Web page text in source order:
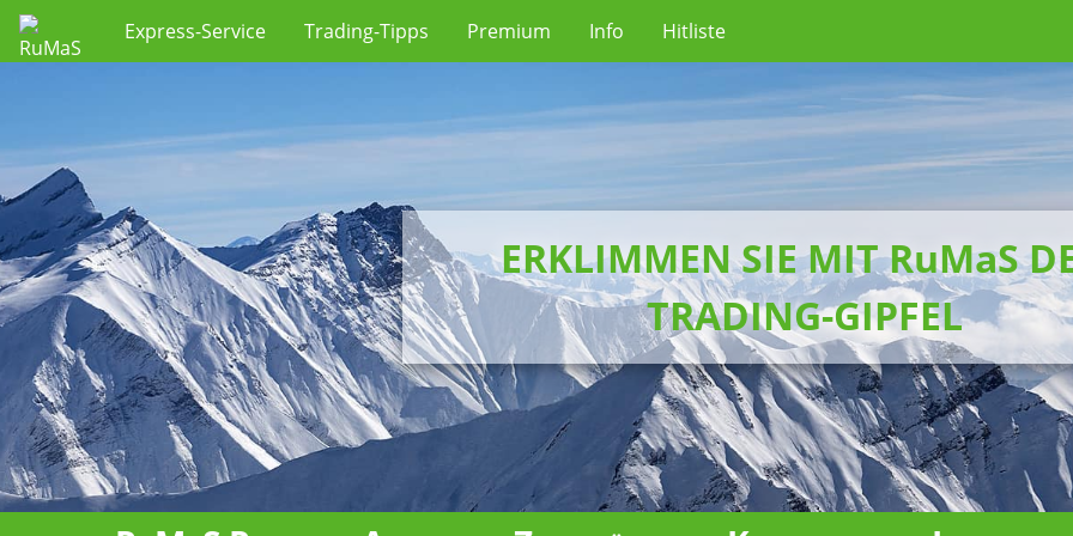
Express-Service Trading-Tipps Premium Info Hitliste
ERKLIMMEN SIE MIT RuMaS
TRADING-GIPFEL